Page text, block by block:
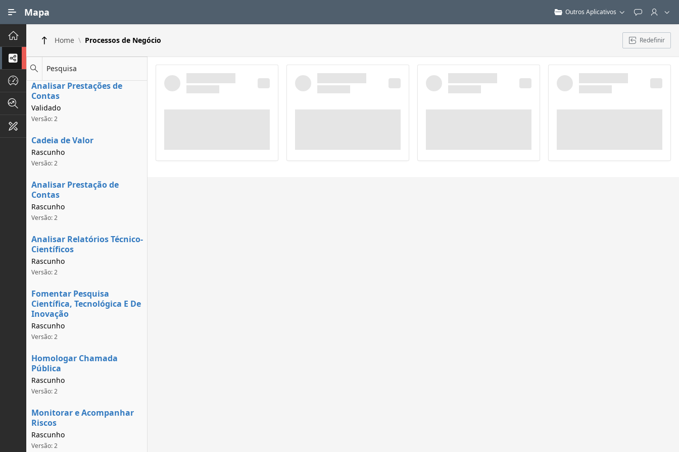
Mapa Outros Aplicativos Feedback
Processos de Negócios
Dados INPI
Home Processos de Negócio Redefinir
Pesquisa
Analisar Prestações de
Contas
Validado
Versão: 2
Cadeia de Valor
Rascunho
Versão: 2
Analisar Prestação de
Contas
Rascunho
Versão: 2
Analisar Relatórios Técnico-
Científicos
Rascunho
Versão: 2
Fomentar Pesquisa
Científica, Tecnológica E De
Inovação
Rascunho
Versão: 2
Homologar Chamada
Pública
Rascunho
Versão: 2
Monitorar e Acompanhar
Riscos
Rascunho
Versão: 2